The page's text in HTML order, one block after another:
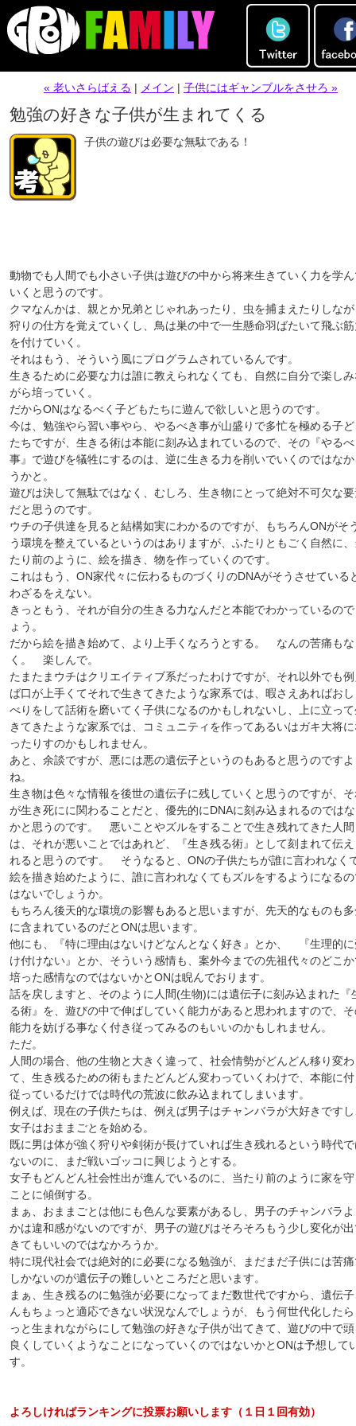
« 老いさらばえる | メイン | 子供にはギャンブルをさせろ »
勉強の好きな子供が生まれてくる
子供の遊びは必要な無駄である！
動物でも人間でも小さい子供は遊びの中から将来生きていく力を学
いくと思うのです。
クマなんかは、親とか兄弟とじゃれあったり、虫を捕まえたりしな
狩りの仕方を覚えていくし、鳥は巣の中で一生懸命羽ばたいて飛ぶ
を付けていく。
それはもう、そういう風にプログラムされているんです。
生きるために必要な力は誰に教えられなくても、自然に自分で楽し
がら培っていく。
だからONはなるべく子どもたちに遊んで欲しいと思うのです。
今は、勉強やら習い事やら、やるべき事が山盛りで多忙を極める子
たちですが、生きる術は本能に刻み込まれているので、その『やる
事』で遊びを犠牲にするのは、逆に生きる力を削いでいくのではな
うかと。
遊びは決して無駄ではなく、むしろ、生き物にとって絶対不可欠な
だと思うのです。
ウチの子供達を見ると結構如実にわかるのですが、もちろんONがそ
う環境を整えているというのはありますが、ふたりともごく自然に
たり前のように、絵を描き、物を作っていくのです。
これはもう、ON家代々に伝わるものづくりのDNAがそうさせている
わざるをえない。
きっともう、それが自分の生きる力なんだと本能でわかっているの
ょう。
だから絵を描き始めて、より上手くなろうとする。 なんの苦痛もな
く。 楽しんで。
たまたまウチはクリエイティブ系だったわけですが、それ以外でも
ば口が上手くてそれで生きてきたような家系では、暇さえあればお
べりをして話術を磨いてく子供になるのかもしれないし、上に立っ
きてきたような家系では、コミュニティを作ってあるいはガキ大将
ったりすのかもしれません。
あと、余談ですが、悪には悪の遺伝子というのもあると思うのですよ
ね。
生き物は色々な情報を後世の遺伝子に残していくと思うのですが、
が生き死にに関わることだと、優先的にDNAに刻み込まれるのでは
かと思うのです。 悪いことやズルをすることで生き残れてきた人間
は、それが悪いことではあれど、『生き残る術』として刻まれて伝
れると思うのです。 そうなると、ONの子供たちが誰に言われなく
絵を描き始めたように、誰に言われなくてもズルをするようになる
はないでしょうか。
もちろん後天的な環境の影響もあると思いますが、先天的なものも
に含まれているのだとONは思います。
他にも、『特に理由はないけどなんとなく好き』とか、 『生理的
け付けない』とか、そういう感情も、案外今までの先祖代々のどこ
培った感情なのではないかとONは睨んでおります。
話を戻しますと、そのように人間(生物)には遺伝子に刻み込まれた『
る術』を、遊びの中で伸ばしていく能力があると思われますので、
能力を妨げる事なく付き従ってみるのもいいのかもしれません。
ただ。
人間の場合、他の生物と大きく違って、社会情勢がどんどん移り変
て、生き残るための術もまたどんどん変わっていくわけで、本能に
従っているだけでは時代の荒波に飲み込まれてしまいます。
例えば、現在の子供たちは、例えば男子はチャンバラが大好きです
女子はおままごとを始める。
既に男は体が強く狩りや剣術が長けていれば生き残れるという時代
ないのに、まだ戦いゴッコに興じようとする。
女子もどんどん社会性出が進んでいるのに、当たり前のように家を
ことに傾倒する。
まぁ、おままごとは他にも色んな要素があるし、男子のチャンバラ
かは違和感がないのですが、男子の遊びはそろそろもう少し変化が
きてもいいのではなかろうか。
特に現代社会では絶対的に必要になる勉強が、まだまだ子供には苦
しかないのが遺伝子の難しいところだと思います。
まぁ、生き残るのに勉強が必要になってまだ数世代ですから、遺伝
んもちょっと適応できない状況なんでしょうが、もう何世代化した
っと生まれながらにして勉強の好きな子供が出てきて、遊びの中で
良くしていくようなことになっていくのではないかとONは予想して
す。
よろしければランキングに投票お願いします（１日１回有効）